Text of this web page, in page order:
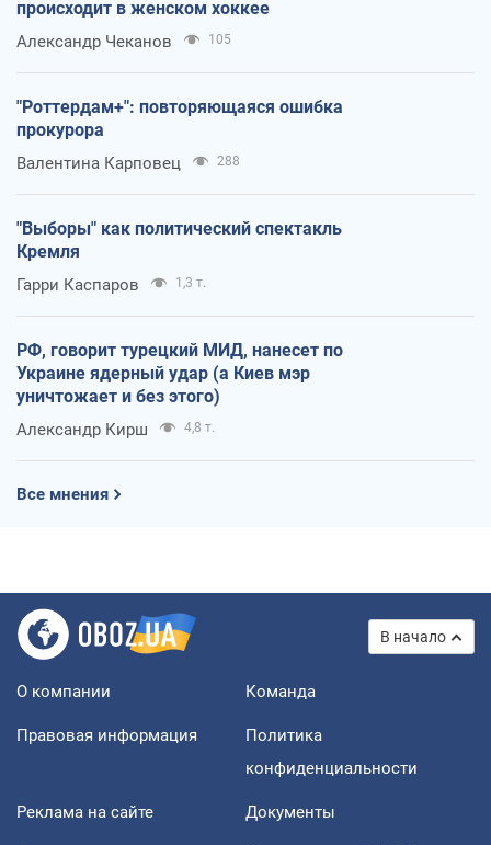
происходит в женском хоккее
Александр Чеканов 105
"Роттердам+": повторяющаяся ошибка
прокурора
Валентина Карповец 288
"Выборы" как политический спектакль
Кремля
Гарри Каспаров 1,3 т.
РФ, говорит турецкий МИД, нанесет по
Украине ядерный удар (а Киев мэр
уничтожает и без этого)
Александр Кирш 4,8 т.
Все мнения
В начало
О компании Команда
Правовая информация
Политика
конфиденциальности
Реклама на сайте Документы